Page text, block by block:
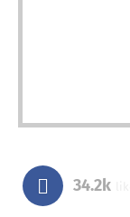
34.2k